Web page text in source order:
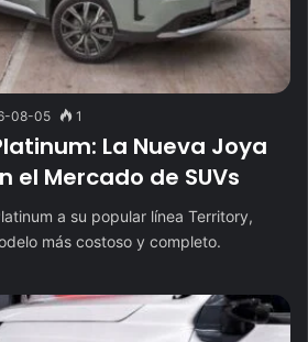
08-05 1
La Nueva Joya
el Mercado de SUVs
a su popular línea Territory,
más costoso y completo.